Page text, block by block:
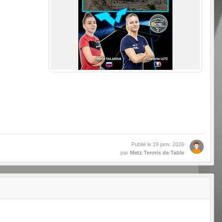
Publié le 19 janv. 2026
par Metz Tennis de Table